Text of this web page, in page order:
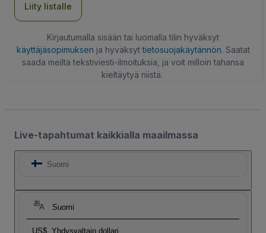
Liity listalle
Kirjautumalla sisään tai luomalla tilin hyväksyt
käyttäjäsopimuksen ja hyväksyttietosuojakäytännön. Saatat
saada meiltä tekstiviesti-ilmoituksia, ja voit milloin tahansa
kieltäytyä niistä.
Live-tapahtumat kaikkialla maailmassa
Suomi
Suomi
US$ Yhdysvaltain dollari